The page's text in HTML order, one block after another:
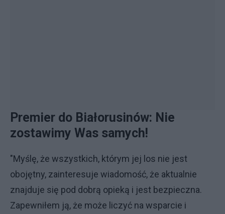
Premier do Białorusinów: Nie
zostawimy Was samych!
"Myślę, że wszystkich, którym jej los nie jest
obojętny, zainteresuje wiadomość, że aktualnie
znajduje się pod dobrą opieką i jest bezpieczna.
Zapewniłem ją, że może liczyć na wsparcie i